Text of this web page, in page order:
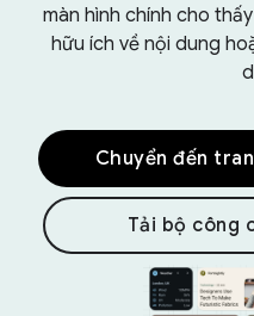
màn hình chính cho
hữu ích về nội dung
Chuyển đến
Tải bộ công